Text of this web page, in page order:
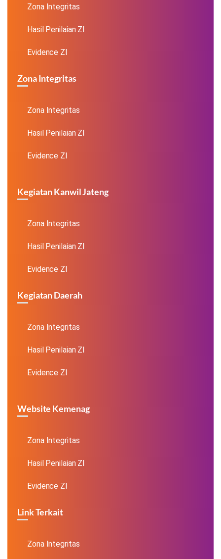
Zona Integritas
Hasil Penilaian ZI
Evidence ZI
Zona Integritas
Zona Integritas
Hasil Penilaian ZI
Evidence ZI
Kegiatan Kanwil Jateng
Zona Integritas
Hasil Penilaian ZI
Evidence ZI
Kegiatan Daerah
Zona Integritas
Hasil Penilaian ZI
Evidence ZI
Website Kemenag
Zona Integritas
Hasil Penilaian ZI
Evidence ZI
Link Terkait
Zona Integritas